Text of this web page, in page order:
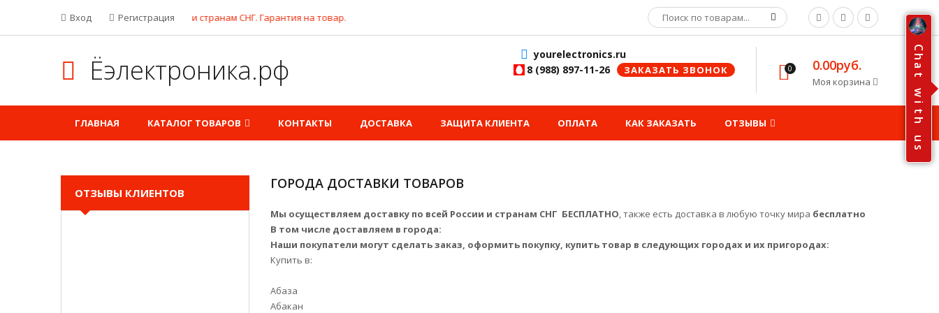
Вход Регистрация
Бесплатная доставка по России и странам СНГ. Гарантия на товар.
Ёэлектроника.рф
yourelectronics.ru
8 (988) 897-11-26
ЗАКАЗАТЬ ЗВОНОК 0 0.00руб.
Моя корзина
ГЛАВНАЯ КАТАЛОГ ТОВАРОВ КОНТАКТЫ ДОСТАВКА ЗАЩИТА КЛИЕНТА ОПЛАТА КАК ЗАКАЗАТЬ ОТЗЫВЫ
ГОРОДА ДОСТАВКИ ТОВАРОВ
Мы осуществляем доставку по всей России и странам СНГ БЕСПЛАТНО, также есть доставка в любую точку мира бесплатно
В том числе доставляем в города:
Наши покупатели могут сделать заказ, оформить покупку, купить товар в следующих городах и их пригородах:
Купить в:
Абаза
Абакан
ОТЗЫВЫ КЛИЕНТОВ
C
h
a
t
w
i
t
h
u
s